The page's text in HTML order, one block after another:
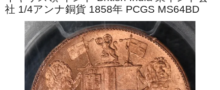
社 1/4アンナ銅貨 1858年 PCGS MS64BD